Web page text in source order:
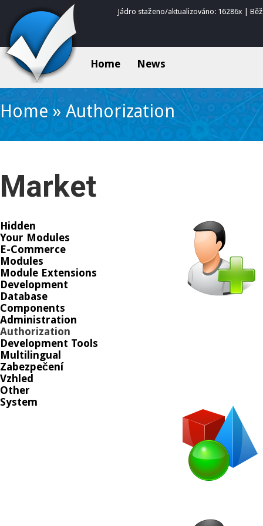
Jádro staženo/aktualizováno: 16286x |
Home News
Home»Authorization
Market
Hidden
Your Modules
E-Commerce
Modules
Module Extensions
Development
Database
Components
Administration
Authorization
Development Tools
Multilingual
Zabezpečení
Vzhled
Other
System